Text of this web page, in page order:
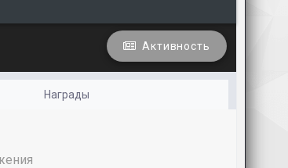
Активность
Награды